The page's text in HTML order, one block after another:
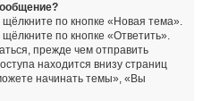
по кнопке «Новая тема».
по кнопке «Ответить».
прежде чем отправить
находится внизу страниц
начинать темы», «Вы